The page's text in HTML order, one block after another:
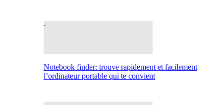
Notebook finder: trouve rapidement et facilement
l’ordinateur portable qui te convient